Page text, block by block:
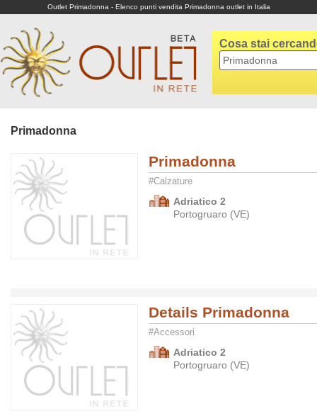
Outlet Primadonna - Elenco punti vendita Primadonna outlet in Italia
Cosa stai
Primadonna
Primadonna
#Calzature
Adriatico 2
Portogruaro (VE)
Details Primadonna
#Accessori
Adriatico 2
Portogruaro (VE)